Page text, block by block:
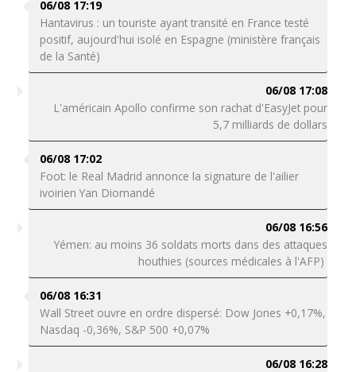
06/08 17:19
Hantavirus : un touriste ayant transité en France testé
positif, aujourd'hui isolé en Espagne (ministère français
de la Santé)
06/08 17:08
L'américain Apollo confirme son rachat d'EasyJet pour
5,7 milliards de dollars
06/08 17:02
Foot: le Real Madrid annonce la signature de l'ailier
ivoirien Yan Diomandé
06/08 16:56
Yémen: au moins 36 soldats morts dans des attaques
houthies (sources médicales à l'AFP)
06/08 16:31
Wall Street ouvre en ordre dispersé: Dow Jones +0,17%,
Nasdaq -0,36%, S&P 500 +0,07%
06/08 16:28